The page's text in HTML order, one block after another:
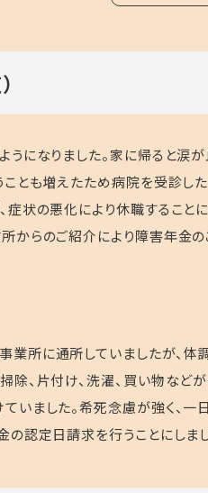
になりました。家に帰ると涙が
とも増えたため病院を受診し
症状の悪化により休職すること
からのご紹介により障害年金の
所に通所していましたが、体
除、片付け、洗濯、買い物な
いました。希死念慮が強く、
認定日請求を行うことにしまし